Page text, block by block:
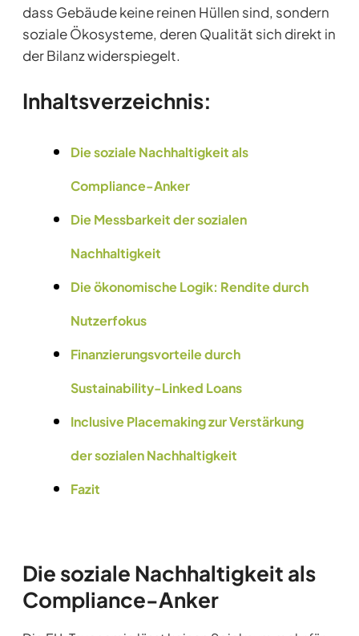
dass Gebäude keine reinen Hüllen sind, sondern
soziale Ökosysteme, deren Qualität sich direkt in
der Bilanz widerspiegelt.
Inhaltsverzeichnis:
Die soziale Nachhaltigkeit als
Compliance-Anker
Die Messbarkeit der sozialen
Nachhaltigkeit
Die ökonomische Logik: Rendite durch
Nutzerfokus
Finanzierungsvorteile durch
Sustainability-Linked Loans
Inclusive Placemaking zur Verstärkung
der sozialen Nachhaltigkeit
Fazit
Die soziale Nachhaltigkeit als
Compliance-Anker